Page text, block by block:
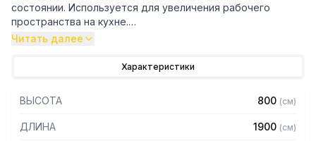
состоянии. Используется для увеличения рабочего
пространства на кухне.
0,8 мм
— Каркас - труба 20х20 из нержавеющей стали марки AISI
304 толщиной 1,2 мм
Читать далее
Характеристики
ВЫСОТА 800 (см)
ДЛИНА 1900 (см)